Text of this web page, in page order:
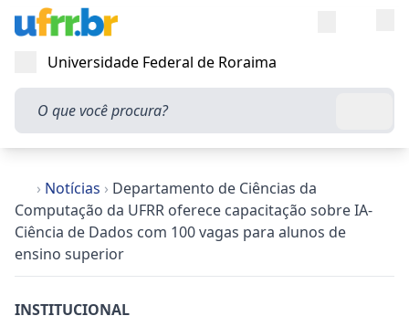
Abrir menu
Universidade Federal de Roraima
O que você procura?
› Notícias › Departamento de Ciências da
Computação da UFRR oferece capacitação sobre IA-
Ciência de Dados com 100 vagas para alunos de
ensino superior
INSTITUCIONAL